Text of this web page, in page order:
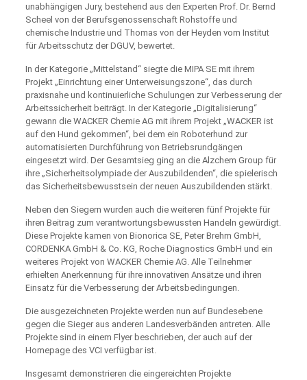
unabhängigen Jury, bestehend aus den Experten Prof. Dr. Bernd
Scheel von der Berufsgenossenschaft Rohstoffe und
chemische Industrie und Thomas von der Heyden vom Institut
für Arbeitsschutz der DGUV, bewertet.
In der Kategorie „Mittelstand“ siegte die MIPA SE mit ihrem
Projekt „Einrichtung einer Unterweisungszone“, das durch
praxisnahe und kontinuierliche Schulungen zur Verbesserung der
Arbeitssicherheit beiträgt. In der Kategorie „Digitalisierung“
gewann die WACKER Chemie AG mit ihrem Projekt „WACKER ist
auf den Hund gekommen“, bei dem ein Roboterhund zur
automatisierten Durchführung von Betriebsrundgängen
eingesetzt wird. Der Gesamtsieg ging an die Alzchem Group für
ihre „Sicherheitsolympiade der Auszubildenden“, die spielerisch
das Sicherheitsbewusstsein der neuen Auszubildenden stärkt.
Neben den Siegern wurden auch die weiteren fünf Projekte für
ihren Beitrag zum verantwortungsbewussten Handeln gewürdigt.
Diese Projekte kamen von Bionorica SE, Peter Brehm GmbH,
CORDENKA GmbH & Co. KG, Roche Diagnostics GmbH und ein
weiteres Projekt von WACKER Chemie AG. Alle Teilnehmer
erhielten Anerkennung für ihre innovativen Ansätze und ihren
Einsatz für die Verbesserung der Arbeitsbedingungen.
Die ausgezeichneten Projekte werden nun auf Bundesebene
gegen die Sieger aus anderen Landesverbänden antreten. Alle
Projekte sind in einem Flyer beschrieben, der auch auf der
Homepage des VCI verfügbar ist.
Insgesamt demonstrieren die eingereichten Projekte